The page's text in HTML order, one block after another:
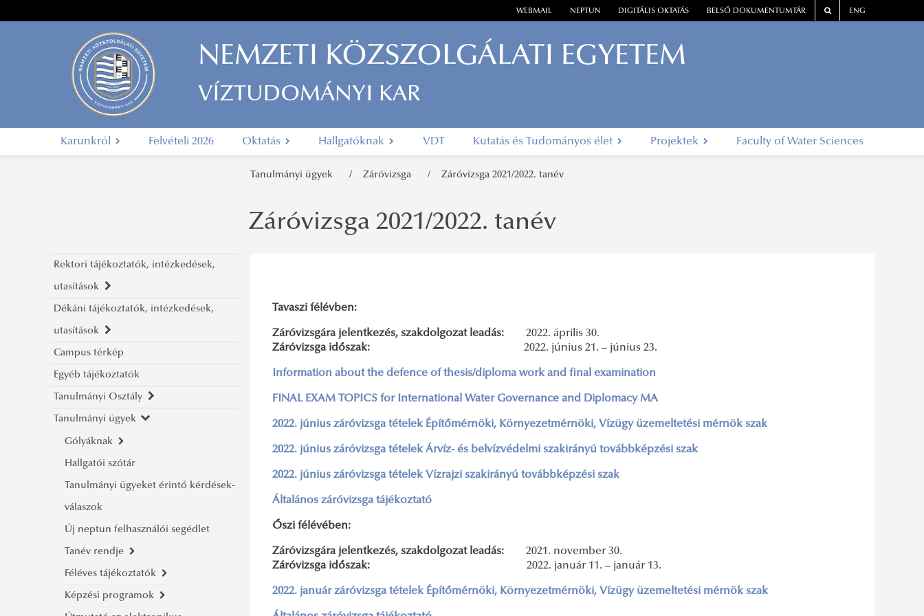
WEBMAIL NEPTUN DIGITÁLIS OKTATÁS BELSŐ DOKUMENTUMTÁR ENG
NEMZETI KÖZSZOLGÁLATI EGYETEM
VÍZTUDOMÁNYI KAR
Karunkról Felvételi 2026 Oktatás Hallgatóknak VDT Kutatás és Tudományos élet Projektek Faculty of Water Sciences
Tanulmányi ügyek Záróvizsga Záróvizsga 2021/2022. tanév
Rektori tájékoztatók, intézkedések,
utasítások
Rektori utasítások
Dékáni tájékoztatók, intézkedések,
utasítások
Dékáni tájékoztatók
Dékáni intézkedések
Dékáni utasítások
Campus térkép
Egyéb tájékoztatók
Tanulmányi Osztály
Ügyfélfogadás
Elérhetőségek
Tanulmányi ügyek
Gólyáknak
2026. Gólyatábor
Beiratkozási információk
Vízügyi ösztöndíj
Hallgatói szótár
Tanulmányi ügyeket érintő kérdések-
válaszok
Új neptun felhasználói segédlet
Tanév rendje
2026/2027. tanév kari naptári terv
2025/2026. tanév kari naptári terv
Féléves tájékoztatók
Tájékoztató a 2025/2026. tanév
Képzési programok
Záróvizsga 2021/2022. tanév
Tavaszi félévben:
Záróvizsgára jelentkezés, szakdolgozat leadás: 2022. április 30.
Záróvizsga időszak: 2022. június 21. – június 23.
Information about the defence of thesis/diploma work and final examination
FINAL EXAM TOPICS for International Water Governance and Diplomacy MA
2022. június záróvizsga tételekÉpítőmérnöki, Környezetmérnöki, Vízügy üzemeltetési mérnök szak
2022. június záróvizsga tételek Árvíz- és belvízvédelmi szakirányú továbbképzési szak
2022. június záróvizsga tételek Vízrajzi szakirányú továbbképzési szak
Általános záróvizsga tájékoztató
Őszi félévében:
Záróvizsgára jelentkezés, szakdolgozat leadás: 2021. november 30.
Záróvizsga időszak: 2022. január 11. – január 13.
2022. január záróvizsga tételekÉpítőmérnöki, Környezetmérnöki, Vízügy üzemeltetési mérnök szak